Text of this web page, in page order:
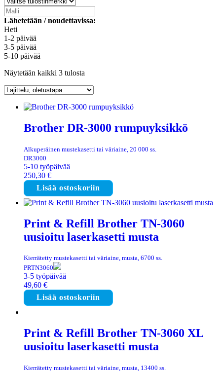
Lähetetään / noudettavissa:
Heti
1-2 päivää
3-5 päivää
5-10 päivää
Näytetään kaikki 3 tulosta
Brother DR-3000 rumpuyksikkö
Alkuperäinen mustekasetti tai väriaine, 20 000 ss.
DR3000
5-10 työpäivää
250,30 €
Lisää ostoskoriin
Print & Refill Brother TN-3060
uusioitu laserkasetti musta
Kierrätetty mustekasetti tai väriaine, musta, 6700 ss.
PRTN3060
3-5 työpäivää
49,60 €
Lisää ostoskoriin
Print & Refill Brother TN-3060 XL
uusioitu laserkasetti musta
Kierrätetty mustekasetti tai väriaine, musta, 13400 ss.